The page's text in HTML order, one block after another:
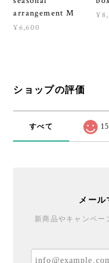
arrangement M
¥6,600
ショップの評価
すべて 15
メール
新商品やキャンペー